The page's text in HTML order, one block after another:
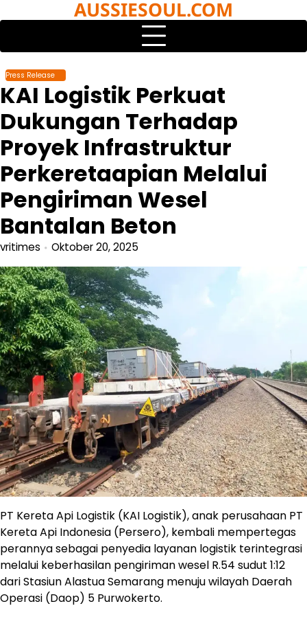
to
AUSSIESOUL.COM
Press Release
KAI Logistik Perkuat
Dukungan Terhadap
Proyek Infrastruktur
Perkeretaapian Melalui
Pengiriman Wesel
Bantalan Beton
vritimes Oktober 20, 2025
PT Kereta Api Logistik (KAI Logistik), anak perusahaan PT
Kereta Api Indonesia (Persero), kembali mempertegas
perannya sebagai penyedia layanan logistik terintegrasi
melalui keberhasilan pengiriman wesel R.54 sudut 1:12
dari Stasiun Alastua Semarang menuju wilayah Daerah
Operasi (Daop) 5 Purwokerto.